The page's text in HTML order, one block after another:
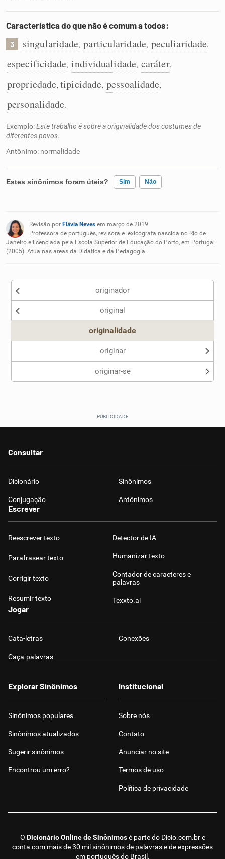
Característica do que não é comum a todos:
3 singularidade, particularidade, peculiaridade,
especificidade, individualidade, caráter,
propriedade,tipicidade, pessoalidade,
personalidade.
Exemplo:Este trabalho é sobre a originalidade dos costumes de
diferentes povos.
Antônimo: normalidade
Estes sinônimos foram úteis? Sim Não
Nenhum dos sinônimos apresentados me ajudou
Outro
Revisão por Flávia Neves em março de 2019
Professora de português, revisora e lexicógrafa nascida no Rio de
Janeiro e licenciada pela Escola Superior de Educação do Porto, em Portugal
(2005). Atua nas áreas da Didática e da Pedagogia.
originador
original
originalidade
originar
originar-se
Consultar
Dicionário Sinônimos
Conjugação Antônimos
Escrever
Reescrever texto
Parafrasear texto
Corrigir texto
Resumir texto
Detector de IA
Humanizar texto
Contador de caracteres e
palavras
Texxto.ai
Jogar
Cata-letras Conexões
Caça-palavras
O Dicionário Online de Sinônimosé parte do Dicio.com.bre
conta com mais de 30 mil sinônimos de palavras e de expressões
em português do Brasil.
Explorar Sinônimos
Sinônimos populares
Sinônimos atualizados
Sugerir sinônimos
Encontrou um erro?
Institucional
Sobre nós
Contato
Anunciar no site
Termos de uso
Política de privacidade